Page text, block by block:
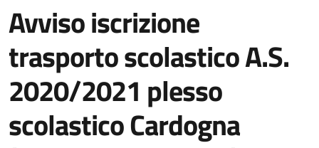
Avviso iscrizione
trasporto scolastico A.S.
2020/2021 plesso
scolastico Cardogna